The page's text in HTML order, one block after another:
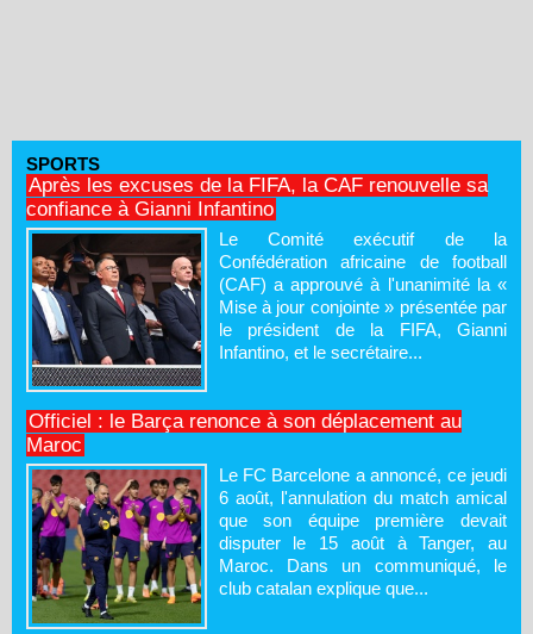
SPORTS
Après les excuses de la FIFA, la CAF renouvelle sa
confiance à Gianni Infantino
Le Comité exécutif de la
Confédération africaine de football
(CAF) a approuvé à l'unanimité la «
Mise à jour conjointe » présentée par
le président de la FIFA, Gianni
Infantino, et le secrétaire...
Officiel : le Barça renonce à son déplacement au
Maroc
Le FC Barcelone a annoncé, ce jeudi
6 août, l'annulation du match amical
que son équipe première devait
disputer le 15 août à Tanger, au
Maroc. Dans un communiqué, le
club catalan explique que...